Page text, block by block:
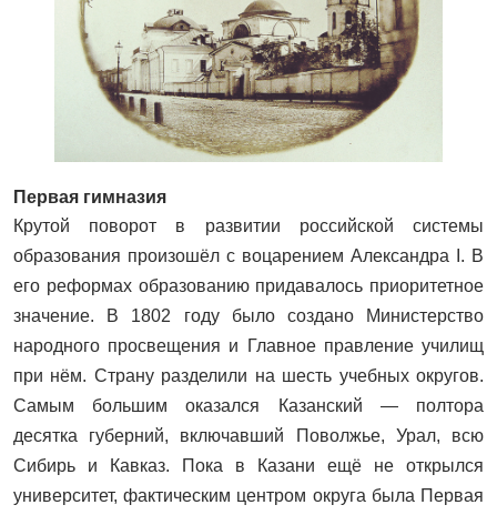
Первая гимназия
Крутой поворот в развитии российской системы
образования произошёл с воцарением Александра I. В
его реформах образованию придавалось приоритетное
значение. В 1802 году было создано Министерство
народного просвещения и Главное правление училищ
при нём. Страну разделили на шесть учебных округов.
Самым большим оказался Казанский — полтора
десятка губерний, включавший Поволжье, Урал, всю
Сибирь и Кавказ. Пока в Казани ещё не открылся
университет, фактическим центром округа была Первая